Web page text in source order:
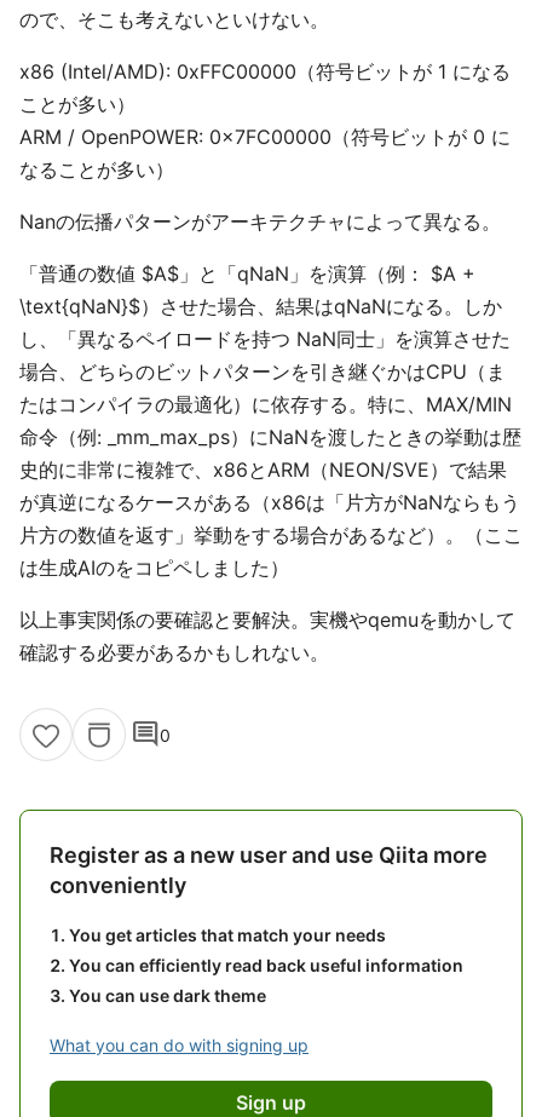
ので、そこも考えないといけない。
x86 (Intel/AMD): 0xFFC00000（符号ビットが 1 になる
ことが多い）
ARM / OpenPOWER: 0x7FC00000（符号ビットが 0 に
なることが多い）
Nanの伝播パターンがアーキテクチャによって異なる。
「普通の数値 $A$」と「qNaN」を演算（例： $A +
\text{qNaN}$）させた場合、結果はqNaNになる。しか
し、「異なるペイロードを持つ NaN同士」を演算させた
場合、どちらのビットパターンを引き継ぐかはCPU（ま
たはコンパイラの最適化）に依存する。特に、MAX/MIN
命令（例: _mm_max_ps）にNaNを渡したときの挙動は歴
史的に非常に複雑で、x86とARM（NEON/SVE）で結果
が真逆になるケースがある（x86は「片方がNaNならもう
片方の数値を返す」挙動をする場合があるなど）。（ここ
は生成AIのをコピペしました）
以上事実関係の要確認と要解決。実機やqemuを動かして
確認する必要があるかもしれない。
comment0
Register as a new user and use Qiita more
conveniently
You get articles that match your needs
You can efficiently read back useful information
You can use dark theme
What you can do with signing up
Sign up